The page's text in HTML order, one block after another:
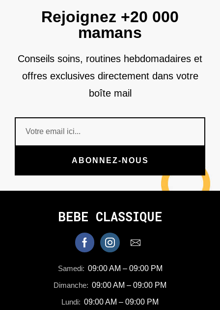
Rejoignez +20 000
mamans
Conseils soins, routines hebdomadaires et
offres exclusives directement dans votre
boîte mail
ABONNEZ-NOUS
BEBE CLASSIQUE
Samedi: 09:00 AM – 09:00 PM
Dimanche: 09:00 AM – 09:00 PM
Lundi: 09:00 AM – 09:00 PM